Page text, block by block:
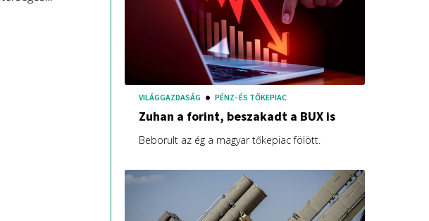
VILÁGGAZDASÁG PÉNZ- ÉS TŐKEPIAC
Zuhan a forint, beszakadt a BUX is
Beborult az ég a magyar tőkepiac fölött.